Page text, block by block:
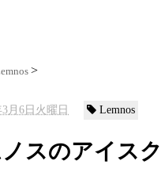
3月6日火曜日 Lemnos
スのアイス